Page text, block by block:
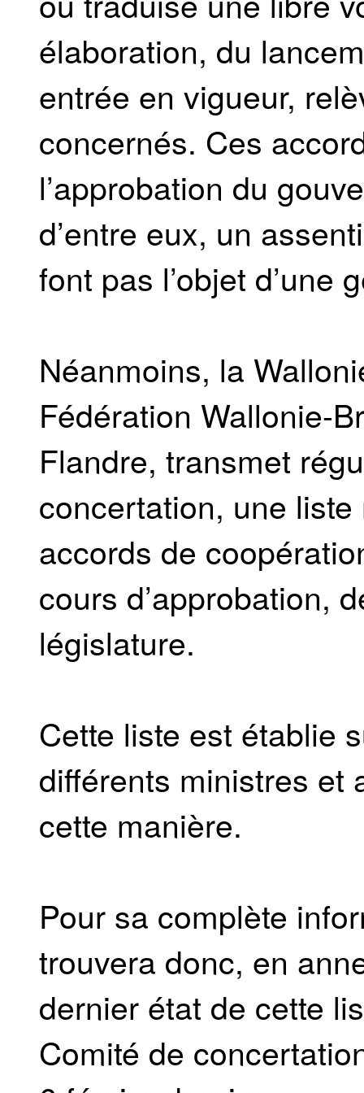
élaboration, du
entrée en vigueur,
concernés. Ces
l’approbation du
d’entre eux, un
font pas l’objet d’une
Néanmoins, la
Fédération Wallonie-
Flandre, transmet
concertation, une
accords de
cours d’approbation,
législature.
Cette liste est établie
différents ministres et
cette manière.
Pour sa complète
trouvera donc, en
dernier état de cette
Comité de